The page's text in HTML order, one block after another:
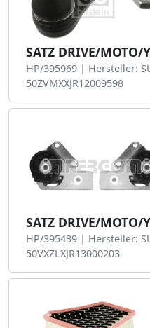
SATZ DRIVE/MOTO/
HP/395969 | Hersteller:
50ZVMXXJR12009598
SATZ DRIVE/MOTO/
HP/395439 | Hersteller:
50VXZLXJR13000203